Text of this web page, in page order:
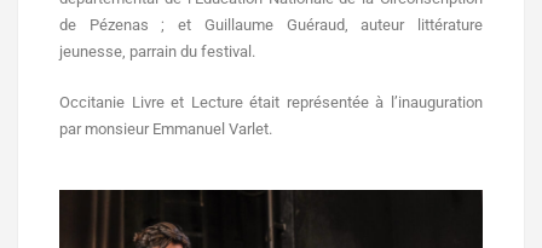
de Pézenas ; et Guillaume Guéraud, auteur littérature
jeunesse, parrain du festival.
Occitanie Livre et Lecture était représentée à l’inauguration
par monsieur Emmanuel Varlet.